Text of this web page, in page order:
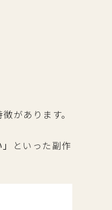
があります。
といった副作